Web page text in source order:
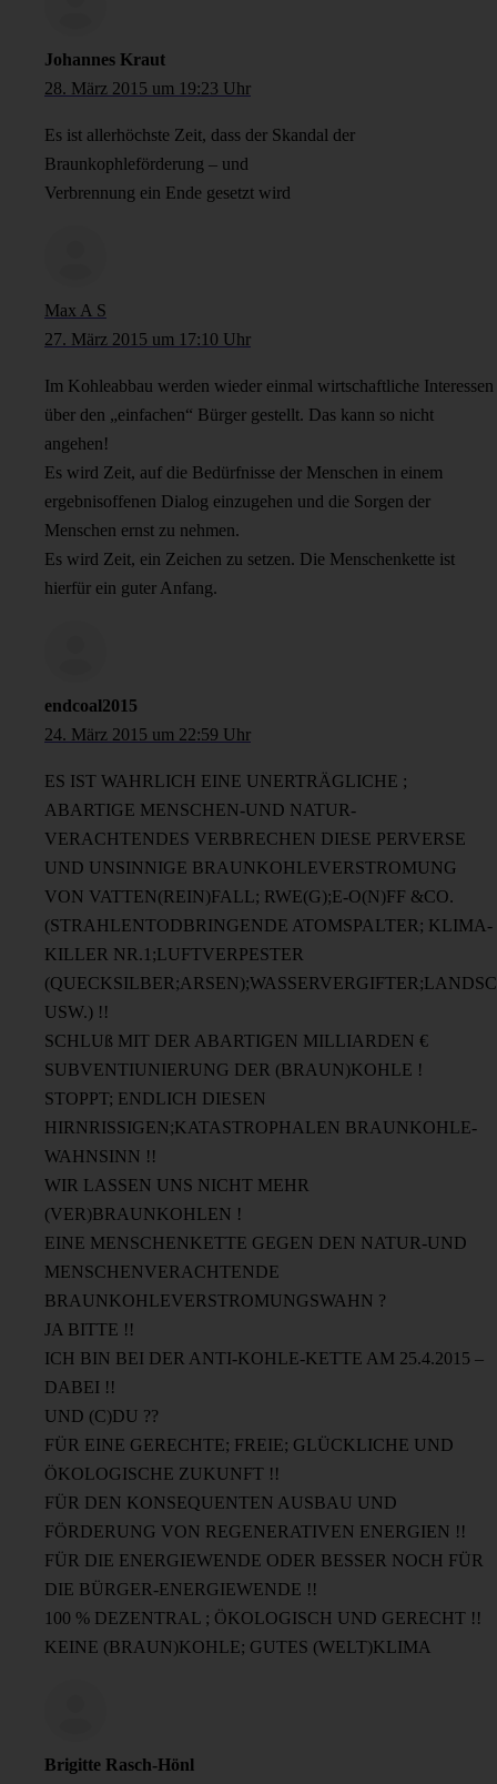
Johannes Kraut
28. März 2015 um 19:23 Uhr
Es ist allerhöchste Zeit, dass der Skandal der
Braunkophleförderung – und
Verbrennung ein Ende gesetzt wird
Max A S
27. März 2015 um 17:10 Uhr
Im Kohleabbau werden wieder einmal wirtschaftliche Interessen
über den „einfachen“ Bürger gestellt. Das kann so nicht
angehen!
Es wird Zeit, auf die Bedürfnisse der Menschen in einem
ergebnisoffenen Dialog einzugehen und die Sorgen der
Menschen ernst zu nehmen.
Es wird Zeit, ein Zeichen zu setzen. Die Menschenkette ist
hierfür ein guter Anfang.
endcoal2015
24. März 2015 um 22:59 Uhr
ES IST WAHRLICH EINE UNERTRÄGLICHE ;
ABARTIGE MENSCHEN-UND NATUR-
VERACHTENDES VERBRECHEN DIESE PERVERSE
UND UNSINNIGE BRAUNKOHLEVERSTROMUNG
VON VATTEN(REIN)FALL; RWE(G);E-O(N)FF &CO.
(STRAHLENTODBRINGENDE ATOMSPALTER; KLIMA-
KILLER NR.1;LUFTVERPESTER
USW.) !!
SCHLUß MIT DER ABARTIGEN MILLIARDEN €
SUBVENTIUNIERUNG DER (BRAUN)KOHLE !
STOPPT; ENDLICH DIESEN
HIRNRISSIGEN;KATASTROPHALEN BRAUNKOHLE-
WAHNSINN !!
WIR LASSEN UNS NICHT MEHR
(VER)BRAUNKOHLEN !
EINE MENSCHENKETTE GEGEN DEN NATUR-UND
MENSCHENVERACHTENDE
BRAUNKOHLEVERSTROMUNGSWAHN ?
JA BITTE !!
ICH BIN BEI DER ANTI-KOHLE-KETTE AM 25.4.2015 –
DABEI !!
UND (C)DU ??
FÜR EINE GERECHTE; FREIE; GLÜCKLICHE UND
ÖKOLOGISCHE ZUKUNFT !!
FÜR DEN KONSEQUENTEN AUSBAU UND
FÖRDERUNG VON REGENERATIVEN ENERGIEN !!
FÜR DIE ENERGIEWENDE ODER BESSER NOCH FÜR
DIE BÜRGER-ENERGIEWENDE !!
100 % DEZENTRAL ; ÖKOLOGISCH UND GERECHT !!
KEINE (BRAUN)KOHLE; GUTES (WELT)KLIMA
Brigitte Rasch-Hönl